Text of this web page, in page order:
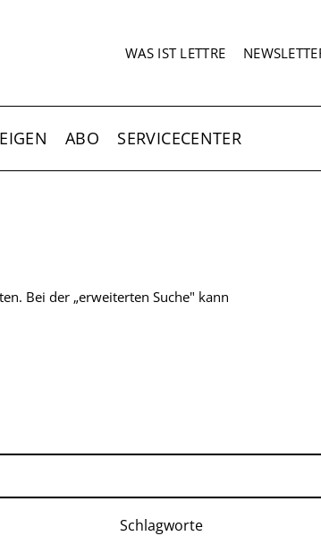
WAS IST LETTRE
ABO SERVICECENTER
Bei der „erweiterten Suche" kann
Schlagworte